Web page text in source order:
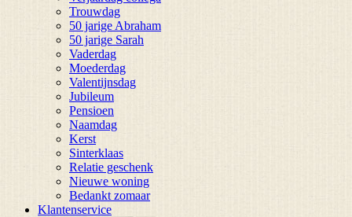
Trouwdag
50 jarige Abraham
50 jarige Sarah
Vaderdag
Moederdag
Valentijnsdag
Jubileum
Pensioen
Naamdag
Kerst
Sinterklaas
Relatie geschenk
Nieuwe woning
Bedankt zomaar
Klantenservice